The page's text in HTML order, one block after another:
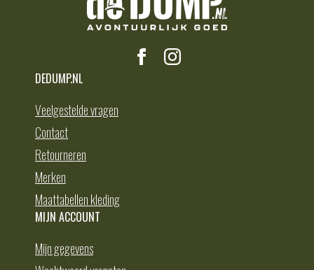
DEDUMP.NL
Veelgestelde vragen
Contact
Retourneren
Merken
Maattabellen kleding
MIJN ACCOUNT
Mijn gegevens